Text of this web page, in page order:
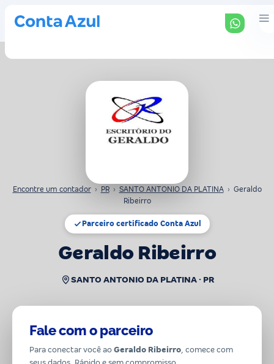
Encontre um contador › PR › SANTO ANTONIO DA PLATINA › Geraldo
Ribeirro
Parceiro certificado Conta Azul
Geraldo Ribeirro
SANTO ANTONIO DA PLATINA · PR
Fale com o parceiro
Para conectar você ao Geraldo Ribeirro, comece com